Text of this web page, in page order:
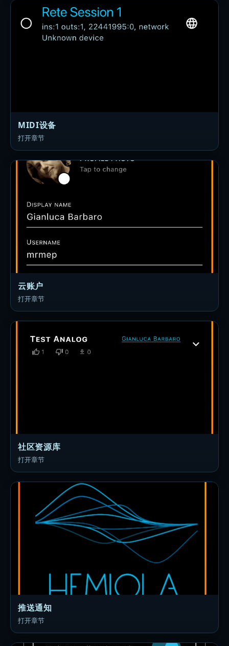
MIDI设备
打开章节
云账户
打开章节
社区资源库
打开章节
推送通知
打开章节